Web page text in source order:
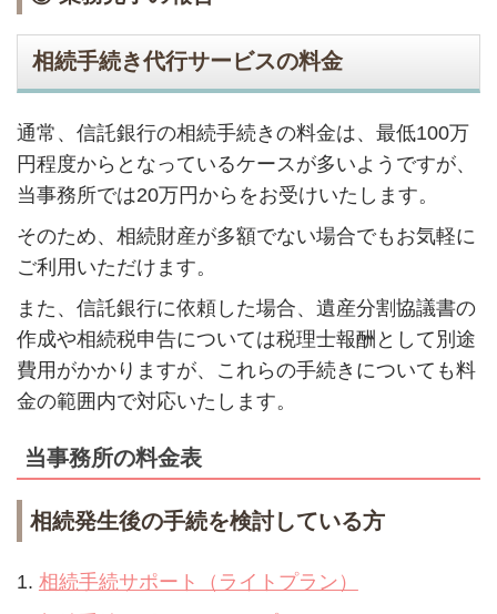
相続手続き代行サービスの料金
通常、信託銀行の相続手続きの料金は、最低100万
円程度からとなっているケースが多いようですが、
当事務所では20万円からをお受けいたします。
そのため、相続財産が多額でない場合でもお気軽に
ご利用いただけます。
また、信託銀行に依頼した場合、遺産分割協議書の
作成や相続税申告については税理士報酬として別途
費用がかかりますが、これらの手続きについても料
金の範囲内で対応いたします。
当事務所の料金表
相続発生後の手続を検討している方
1. 相続手続サポート（ライトプラン）